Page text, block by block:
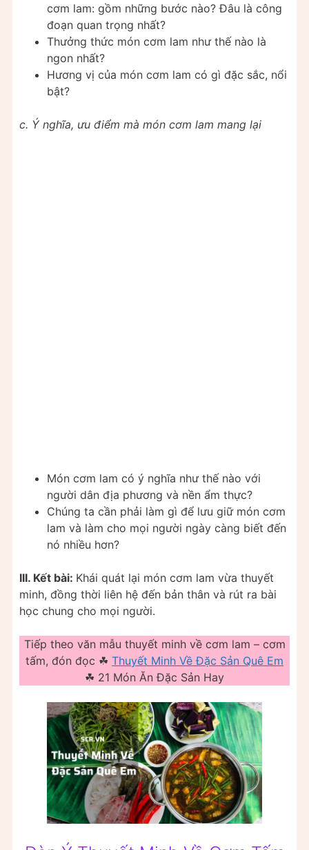
cơm lam: gồm những bước nào? Đâu là công
đoạn quan trọng nhất?
Thưởng thức món cơm lam như thế nào là
ngon nhất?
Hương vị của món cơm lam có gì đặc sắc, nổi
bật?
c. Ý nghĩa, ưu điểm mà món cơm lam mang lại
Món cơm lam có ý nghĩa như thế nào với
người dân địa phương và nền ẩm thực?
Chúng ta cần phải làm gì để lưu giữ món cơm
lam và làm cho mọi người ngày càng biết đến
nó nhiều hơn?
III. Kết bài: Khái quát lại món cơm lam vừa thuyết
minh, đồng thời liên hệ đến bản thân và rút ra bài
học chung cho mọi người.
Tiếp theo văn mẫu thuyết minh về cơm lam – cơm
tấm, đón đọc ☘ Thuyết Minh Về Đặc Sản Quê Em
☘ 21 Món Ăn Đặc Sản Hay